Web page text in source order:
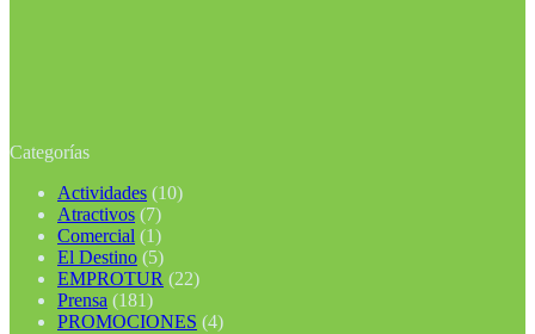
Categorías
Actividades (10)
Atractivos (7)
Comercial (1)
El Destino (5)
EMPROTUR (22)
Prensa (181)
PROMOCIONES (4)